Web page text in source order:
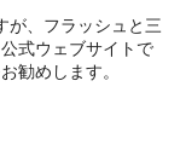
が、フラッシュと三
式ウェブサイトで
勧めします。